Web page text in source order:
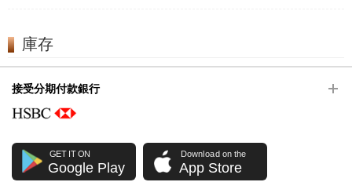
庫存
接受分期付款銀行
GET IT ON
Google Play
Download on the
App Store